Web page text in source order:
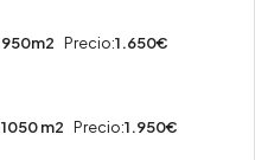
950m2 Precio:1.650€
1050 m2 Precio:1.950€